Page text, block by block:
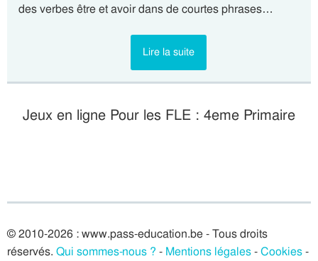
des verbes être et avoir dans de courtes phrases…
Lire la suite
Jeux en ligne Pour les FLE : 4eme Primaire
© 2010-2026 : www.pass-education.be - Tous droits
réservés. Qui sommes-nous ? - Mentions légales-Cookies-